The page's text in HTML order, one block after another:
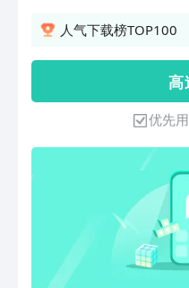
内，你所
维持生
须不断深
吧，各位
人气下载榜TOP100
高
优先